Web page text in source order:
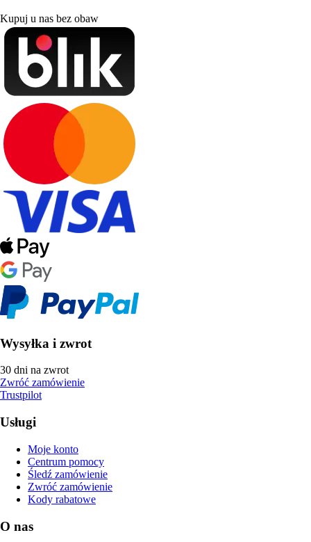
Kupuj u nas bez obaw
Wysyłka i zwrot
30 dni na zwrot
Zwróć zamówienie
Trustpilot
Usługi
Moje konto
Centrum pomocy
Śledź zamówienie
Zwróć zamówienie
Kody rabatowe
O nas